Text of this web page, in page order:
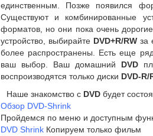
единственным. Позже появился
Существуют и комбинированные
форматов, но они пока очень
устройство, выбирайте DVD+R/RWза
более распространены. Есть еще
ваш выбор. Ваш домашний DVD
воспроизводятся только диски DVD-R/
Наше знакомство с DVDбудет
Обзор DVD-Shrink
Пройдемся по меню и доступным
DVD ShrinkКопируем только фильм